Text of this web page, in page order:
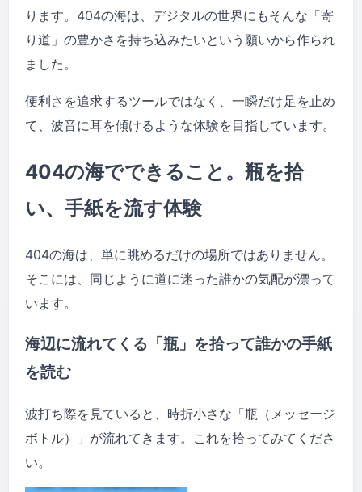
ります。404の海は、デジタルの世界にもそんな「寄
り道」の豊かさを持ち込みたいという願いから作られ
ました。
便利さを追求するツールではなく、一瞬だけ足を止め
て、波音に耳を傾けるような体験を目指しています。
404の海でできること。瓶を拾
い、手紙を流す体験
404の海は、単に眺めるだけの場所ではありません。
そこには、同じように道に迷った誰かの気配が漂って
います。
海辺に流れてくる「瓶」を拾って誰かの手紙
を読む
波打ち際を見ていると、時折小さな「瓶（メッセージ
ボトル）」が流れてきます。これを拾ってみてくださ
い。